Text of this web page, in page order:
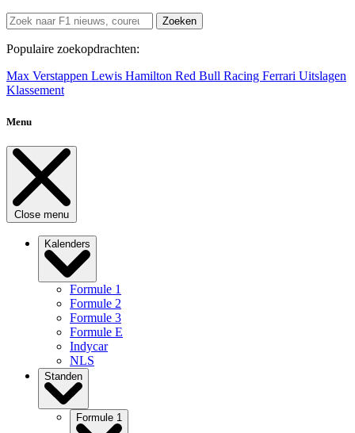
Zoeken
Populaire zoekopdrachten:
Max Verstappen Lewis Hamilton Red Bull Racing Ferrari Uitslagen
Klassement
Menu
Close menu
Kalenders
Formule 1
Formule 2
Formule 3
Formule E
Indycar
NLS
Standen
Formule 1